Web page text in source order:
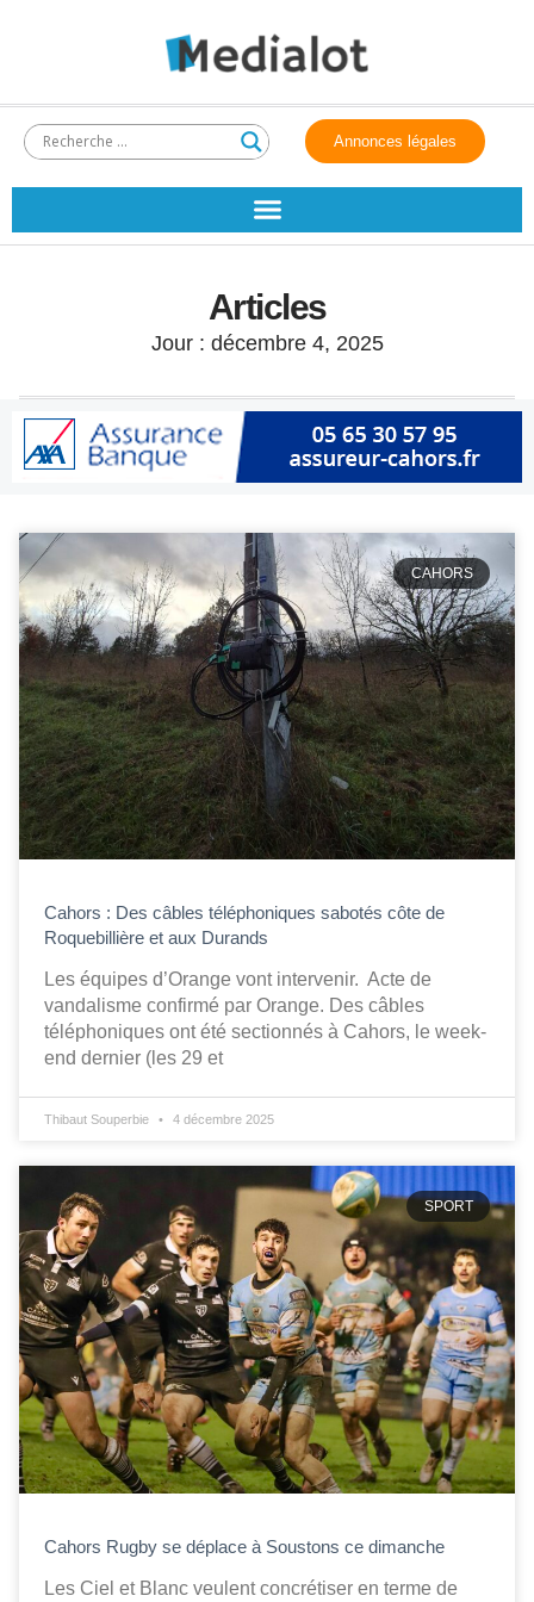
Annonces légales
Articles
Jour : décembre 4, 2025
CAHORS
Cahors : Des câbles téléphoniques sabotés côte de
Roquebillière et aux Durands
Les équipes d’Orange vont intervenir. Acte de
vandalisme confirmé par Orange. Des câbles
téléphoniques ont été sectionnés à Cahors, le week-
end dernier (les 29 et
Thibaut Souperbie 4 décembre 2025
SPORT
Cahors Rugby se déplace à Soustons ce dimanche
Les Ciel et Blanc veulent concrétiser en terme de